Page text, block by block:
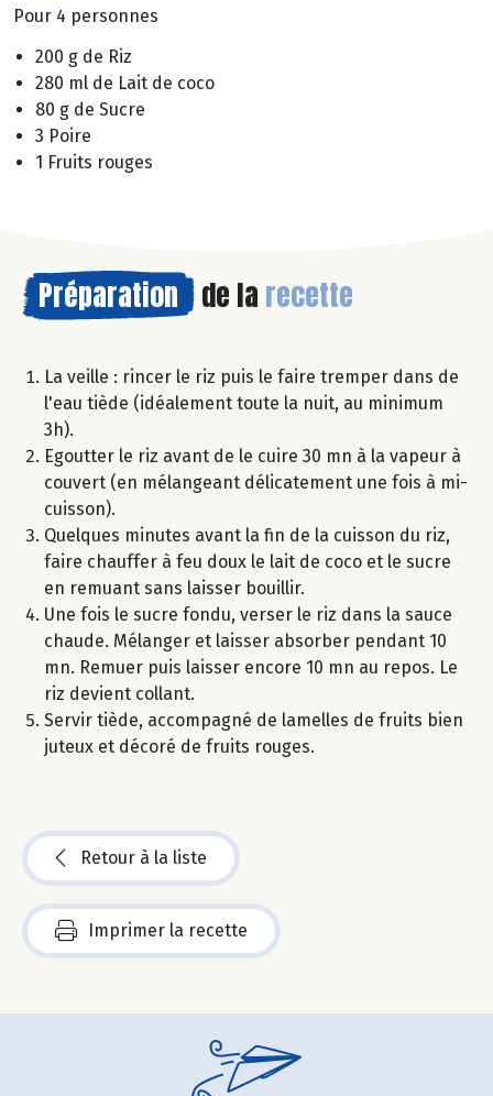
Pour 4 personnes
200 g de Riz
280 ml de Lait de coco
80 g de Sucre
3 Poire
1 Fruits rouges
Préparation de la recette
La veille : rincer le riz puis le faire tremper dans de
l'eau tiède (idéalement toute la nuit, au minimum
3h).
Egoutter le riz avant de le cuire 30 mn à la vapeur à
couvert (en mélangeant délicatement une fois à mi-
cuisson).
Quelques minutes avant la fin de la cuisson du riz,
faire chauffer à feu doux le lait de coco et le sucre
en remuant sans laisser bouillir.
Une fois le sucre fondu, verser le riz dans la sauce
chaude. Mélanger et laisser absorber pendant 10
mn. Remuer puis laisser encore 10 mn au repos. Le
riz devient collant.
Servir tiède, accompagné de lamelles de fruits bien
juteux et décoré de fruits rouges.
Retour à la liste
Imprimer la recette